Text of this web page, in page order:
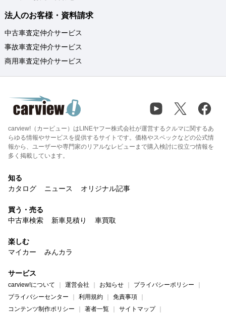
法人のお客様・資料請求
中古車査定仲介サービス
事故車査定仲介サービス
商用車査定仲介サービス
carview!（カービュー）はLINEヤフー株式会社が運営するクルマに関するあ
らゆる情報やサービスを提供するサイトです。価格やスペックなどの公式情
報から、ユーザーや専門家のリアルなレビューまで購入検討に役立つ情報を
多く掲載しています。
知る
カタログ
ニュース オリジナル記事
買う・売る
中古車検索
新車見積り 車買取
楽しむ
マイカー
みんカラ
サービス
carview!について 運営会社 お知らせ
プライバシーポリシー
プライバシーセンター
利用規約
免責事項
コンテンツ制作ポリシー
著者一覧 サイトマップ